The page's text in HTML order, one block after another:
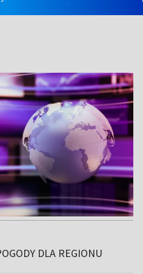
DLA REGIONU